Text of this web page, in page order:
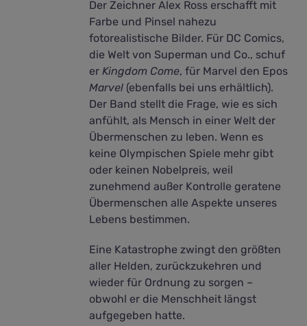
Der Zeichner Alex Ross erschafft mit
Farbe und Pinsel nahezu
fotorealistische Bilder. Für DC Comics,
die Welt von Superman und Co., schuf
erKingdom Come, für Marvel den Epos
Marvel (ebenfalls bei uns erhältlich).
Der Band stellt die Frage, wie es sich
anfühlt, als Mensch in einer Welt der
Übermenschen zu leben. Wenn es
keine Olympischen Spiele mehr gibt
oder keinen Nobelpreis, weil
zunehmend außer Kontrolle geratene
Übermenschen alle Aspekte unseres
Lebens bestimmen.
Eine Katastrophe zwingt den größten
aller Helden, zurückzukehren und
wieder für Ordnung zu sorgen –
obwohl er die Menschheit längst
aufgegeben hatte.